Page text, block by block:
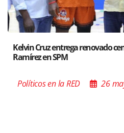
Santiago acoge
Poder de las Buenas
Políticos en la